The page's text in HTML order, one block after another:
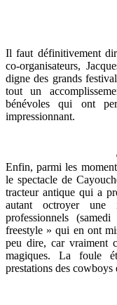
Il faut définitivement
co-organisateurs,
digne des grands
tout un
bénévoles qui ont
impressionnant.
Enfin, parmi les
le spectacle de
tracteur antique qui a
autant octroyer une
professionnels
freestyle » qui en ont
peu dire, car vraiment
magiques. La foule
prestations des cowboys